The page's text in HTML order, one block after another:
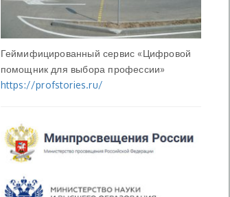
Геймифицированный сервис «Цифровой
помощник для выбора профессии»
https://profstories.ru/